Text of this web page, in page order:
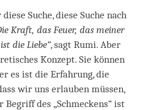
Suche, diese Suche nach
Kraft, das Feuer, das meiner
die Liebe“, sagt Rumi. Aber
Konzept. Sie können
es ist die Erfahrung, die
wir uns erlauben müssen,
Begriff des „Schmeckens“ ist